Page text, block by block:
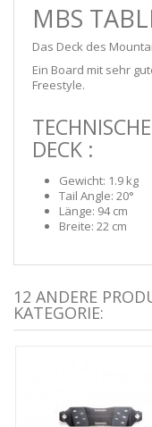
MBS
Das Deck des
Ein Board mit sehr
Freestyle.
DECK :
Gewicht: 1.9 kg
Tail Angle: 20°
Länge: 94 cm
Breite: 22 cm
12 ANDERE
KATEGORIE: